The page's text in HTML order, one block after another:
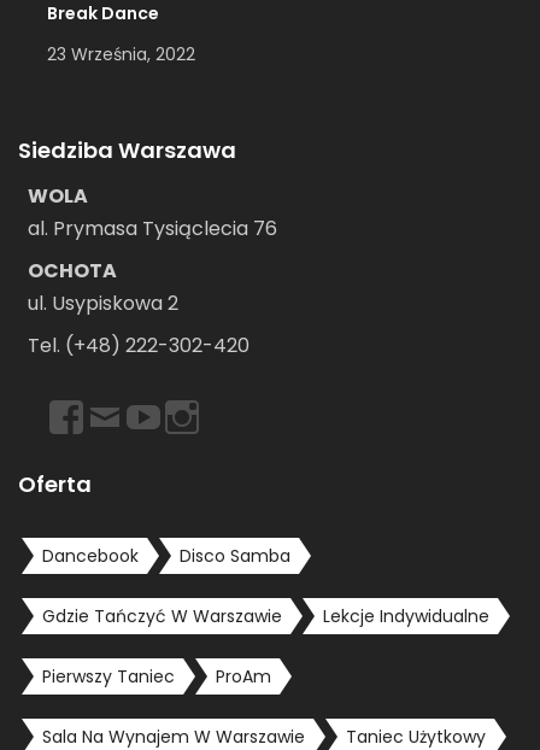
Break Dance
23 Września, 2022
Siedziba Warszawa
WOLA
al. Prymasa Tysiąclecia 76
OCHOTA
ul. Usypiskowa 2
Tel. (+48) 222-302-420
https://www.facebook.com/dancebookwarszawa
Emailhttps://www.youtube.com/user/dancebookpl
Oferta
Dancebook Disco Samba
Gdzie Tańczyć W Warszawie Lekcje Indywidualne
Pierwszy Taniec ProAm
Sala Na Wynajem W Warszawie Taniec Użytkowy